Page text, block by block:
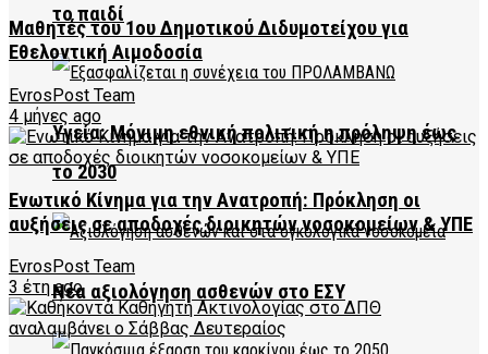
το παιδί
Υγεία: Μόνιμη εθνική πολιτική η πρόληψη έως
το 2030
Νέα αξιολόγηση ασθενών στο ΕΣΥ
Μαθητές του 1ου Δημοτικού Διδυμοτείχου για
Εθελοντική Αιμοδοσία
EvrosPost Team
4 μήνες ago
Ενωτικό Κίνημα για την Ανατροπή: Πρόκληση οι
αυξήσεις σε αποδοχές διοικητών νοσοκομείων & ΥΠΕ
EvrosPost Team
3 έτη ago